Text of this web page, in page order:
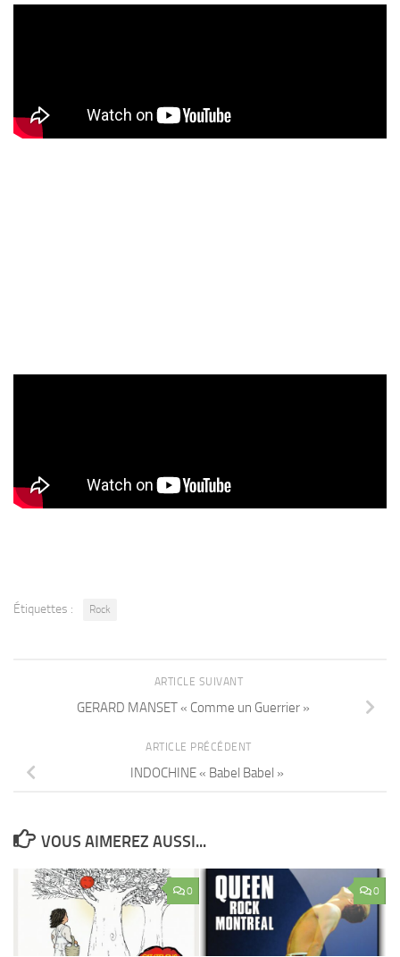
Étiquettes : Rock
ARTICLE SUIVANT
GERARD MANSET « Comme un Guerrier »
ARTICLE PRÉCÉDENT
INDOCHINE « Babel Babel »
VOUS AIMEREZ AUSSI...
0 0